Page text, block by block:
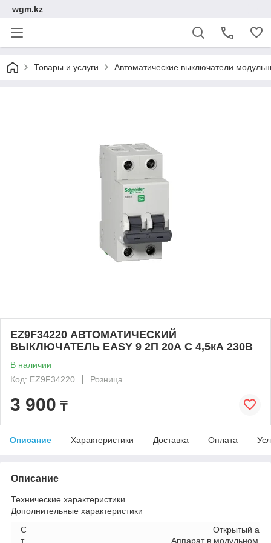
wgm.kz
Товары и услуги Автоматические выключатели
EZ9F34220 АВТОМАТИЧЕСКИЙ
ВЫКЛЮЧАТЕЛЬ EASY 9 2П 20А С 4,5кА 230В
В наличии
Код: EZ9F34220
Розница
3 900 ₸
Описание Характеристики Доставка Оплата
Описание
Технические характеристики
Дополнительные характеристики
С
т
Открытый
Аппарат в модульном